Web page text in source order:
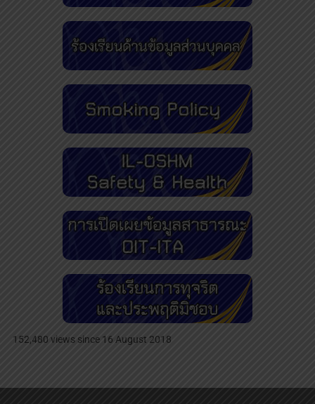
152,480 views since 16 August 2018